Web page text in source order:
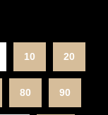
10 20
80 90